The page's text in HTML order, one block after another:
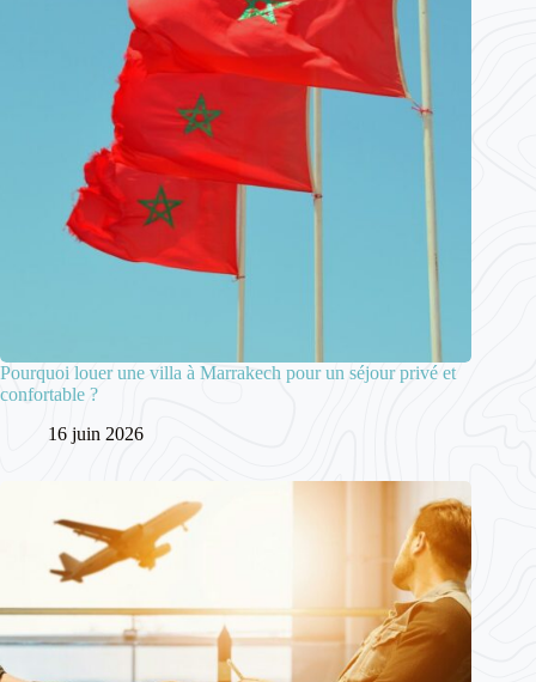
Pourquoi louer une villa à Marrakech pour un séjour privé et
confortable ?
16 juin 2026